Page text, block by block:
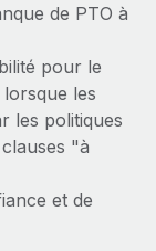
de PTO à
pour le
les
les politiques
"à
et de